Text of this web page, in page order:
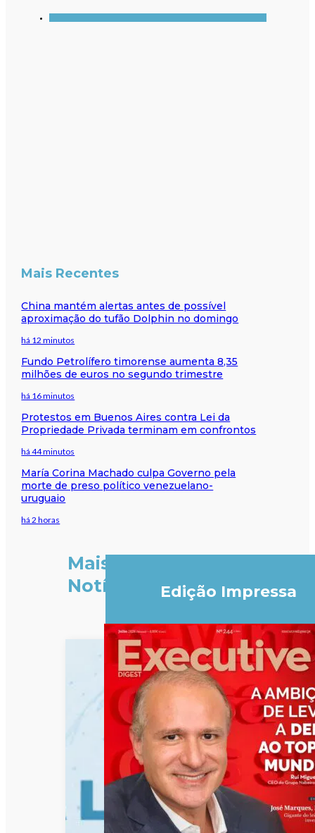
Mais Recentes
China mantém alertas antes de possível
aproximação do tufão Dolphin no domingo
há 12 minutos
Fundo Petrolífero timorense aumenta 8,35
milhões de euros no segundo trimestre
há 16 minutos
Protestos em Buenos Aires contra Lei da
Propriedade Privada terminam em confrontos
há 44 minutos
María Corina Machado culpa Governo pela
morte de preso político venezuelano-
uruguaio
há 2 horas
Mais
Notícias
Edição Impressa